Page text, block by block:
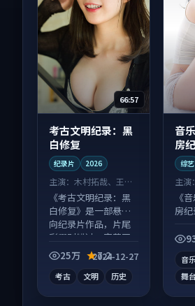
66:57
考古文明纪录：黑
白修复
纪录片 2026
主演： 木村拓哉、王凯
等
《考古文明纪录：黑
白修复》是一部悬疑
向纪录片作品，片尾
彩蛋别错过，字幕区
常有惊喜。
25万 7.2
2024-12-27
考古 文明 历史
音
房
综艺
主演：
衣 等
《
房
续
音乐
舞